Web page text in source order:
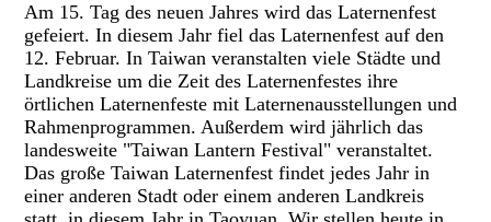
Am 15. Tag des neuen Jahres wird das Laternenfest
gefeiert. In diesem Jahr fiel das Laternenfest auf den
12. Februar. In Taiwan veranstalten viele Städte und
Landkreise um die Zeit des Laternenfestes ihre
örtlichen Laternenfeste mit Laternenausstellungen und
Rahmenprogrammen. Außerdem wird jährlich das
landesweite "Taiwan Lantern Festival" veranstaltet.
Das große Taiwan Laternenfest findet jedes Jahr in
einer anderen Stadt oder einem anderen Landkreis